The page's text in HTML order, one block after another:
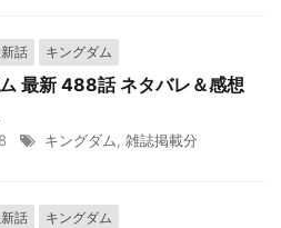
話 キングダム
最新 488話 ネタバレ＆感想
キングダム 雑誌掲載分
話 キングダム